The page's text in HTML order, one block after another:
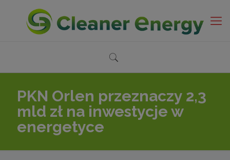
PKN Orlen przeznaczy 2,3
mld zł na inwestycje w
energetyce